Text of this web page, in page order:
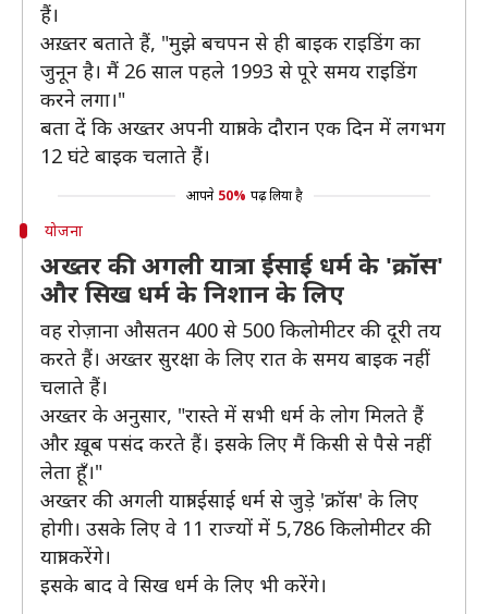
हैं।
अख़्तर बताते हैं, "मुझे बचपन से ही बाइक राइडिंग का
जुनून है। मैं 26 साल पहले 1993 से पूरे समय राइडिंग
करने लगा।"
बता दें कि अख्तर अपनी यात्रा के दौरान एक दिन में लगभग
12 घंटे बाइक चलाते हैं।
आपने 50% पढ़ लिया है
योजना
अख्तर की अगली यात्रा ईसाई धर्म के 'क्रॉस'
और सिख धर्म के निशान के लिए
वह रोज़ाना औसतन 400 से 500 किलोमीटर की दूरी तय
करते हैं। अख्तर सुरक्षा के लिए रात के समय बाइक नहीं
चलाते हैं।
अख्तर के अनुसार, "रास्ते में सभी धर्म के लोग मिलते हैं
और ख़ूब पसंद करते हैं। इसके लिए मैं किसी से पैसे नहीं
लेता हूँ।"
अख्तर की अगली यात्रा ईसाई धर्म से जुड़े 'क्रॉस' के लिए
होगी। उसके लिए वे 11 राज्यों में 5,786 किलोमीटर की
यात्रा करेंगे।
इसके बाद वे सिख धर्म के लिए भी करेंगे।